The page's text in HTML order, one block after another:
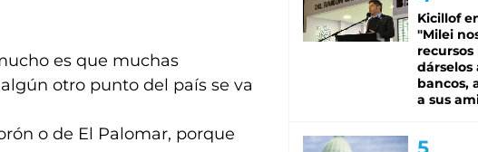
es que muchas
otro punto del país se va
o de El Palomar, porque
Kicillof
"Milei
recursos
dárselos
bancos,
a sus